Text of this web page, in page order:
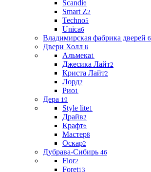
Scandi6
Smart Z2
Techno5
Unica6
Владимирская фабрика дверей 6
Двери Холл 8
Альмека1
Джесика Лайт2
Криста Лайт2
Лорд2
Рио1
Дера 19
Style lite1
Драйв2
Крафт6
Мастер8
Оскар2
Дубрава-Сибирь 46
Flor2
Foret13